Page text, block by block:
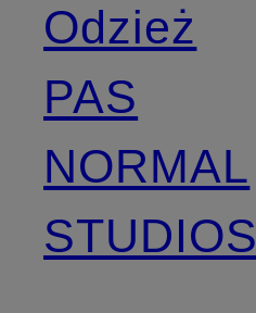
Odzież
PAS
NORMAL
STUDIOS